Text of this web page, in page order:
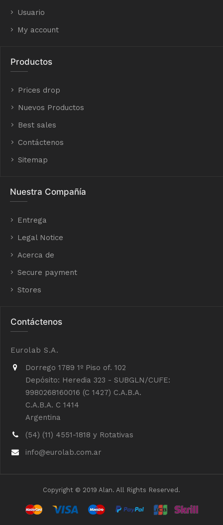
Usuario
My account
Productos
Prices drop
Nuevos Productos
Best sales
Contáctenos
Sitemap
Nuestra Compañía
Entrega
Legal Notice
Acerca de
Secure payment
Stores
Contáctenos
Eurolab S.A.
Dorrego 1789 1º Piso of. 102
Depósito: Heredia 323 - SUBGLN/CUFE:
9980268160016 (C 1427) C.A.B.A.
C.A.B.A. C 1414
Argentina
(54) (11) 4551-1818 y Rotativas
info@eurolab.com.ar
Copyright © 2019 Alan. All Rights Reserved.